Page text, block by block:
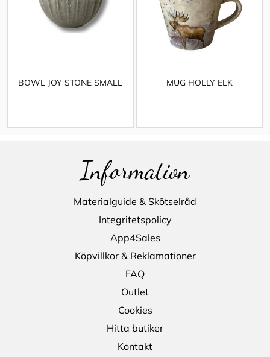
BOWL JOY STONE SMALL MUG HOLLY ELK
Information
Materialguide & Skötselråd
Integritetspolicy
App4Sales
Köpvillkor & Reklamationer
FAQ
Outlet
Cookies
Hitta butiker
Kontakt